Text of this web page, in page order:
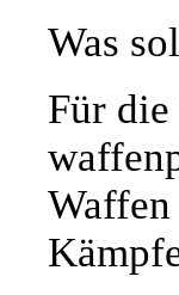
Was
Für die